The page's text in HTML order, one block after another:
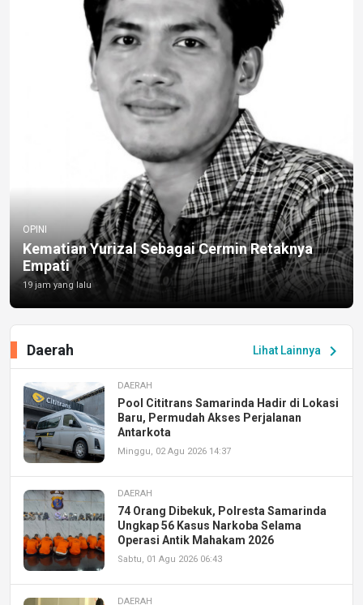
OPINI
Kematian Yurizal Sebagai Cermin Retaknya
Empati
19 jam yang lalu
Lihat Lainnya chevron_right
Daerah
DAERAH
Pool Cititrans Samarinda Hadir di Lokasi
Baru, Permudah Akses Perjalanan
Antarkota
Minggu, 02 Agu 2026 14:37
DAERAH
74 Orang Dibekuk, Polresta Samarinda
Ungkap 56 Kasus Narkoba Selama
Operasi Antik Mahakam 2026
Sabtu, 01 Agu 2026 06:43
DAERAH